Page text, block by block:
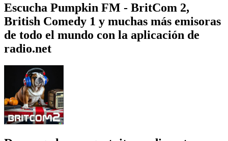
Escucha Pumpkin FM - BritCom 2,
British Comedy 1 y muchas más emisoras
de todo el mundo con la aplicación de
radio.net